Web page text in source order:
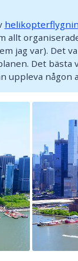
allt
jag var). Det
Det
uppleva någon